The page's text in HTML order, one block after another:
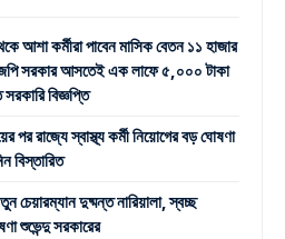
আশা কর্মীরা পাবেন মাসিক বেতন ১১ হাজার
সরকার আসতেই এক লাফে ৫,০০০ টাকা
বিজ্ঞপ্তি
পর রাজ্যে স্বাস্থ্য কর্মী নিয়োগের বড় ঘোষণা
বিস্তারিত
চেয়ারম্যান দুষ্মন্ত নারিয়ালা, স্বচ্ছ
শুভেন্দু সরকারের